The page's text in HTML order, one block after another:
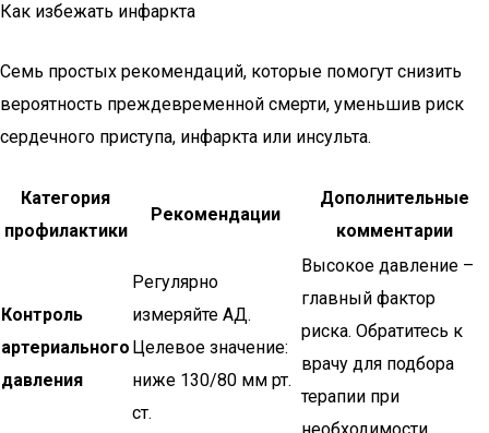
Как избежать инфаркта
Семь простых рекомендаций, которые помогут снизить
вероятность преждевременной смерти, уменьшив риск
сердечного приступа, инфаркта или инсульта.
Категория
профилактики
Рекомендации
Дополнительные
комментарии
Контроль
артериального
давления
Регулярно
измеряйте АД.
Целевое значение:
ниже 130/80 мм рт.
ст.
Высокое давление –
главный фактор
риска. Обратитесь к
врачу для подбора
терапии при